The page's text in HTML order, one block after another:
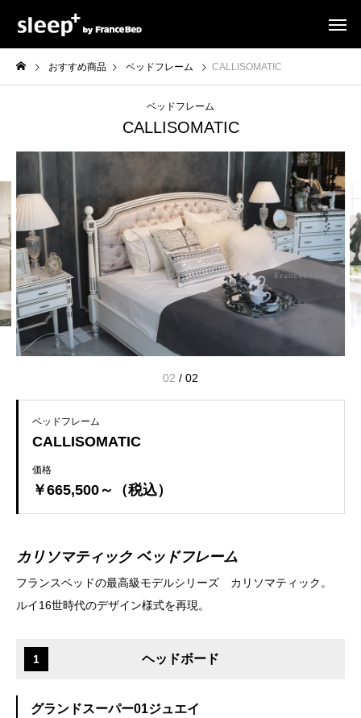
おすすめ商品 ベッドフレーム CALLISOMATIC
ベッドフレーム
CALLISOMATIC
02 / 02
ベッドフレーム
CALLISOMATIC
価格
￥665,500～（税込）
カリソマティック ベッドフレーム
フランスベッドの最高級モデルシリーズ カリソマティック。
ルイ16世時代のデザイン様式を再現。
1 ヘッドボード
グランドスーパー01ジュエイ